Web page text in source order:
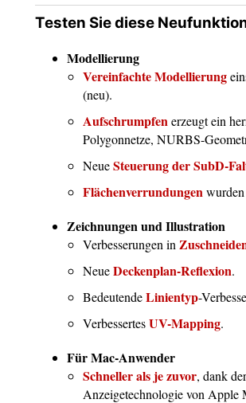
Testen Sie diese
Modellierung
Vereinfachte Modellierung
(neu).
Aufschrumpfenerzeugt ein
Polygonnetze, NURBS-
NeueSteuerung der SubD-
Flächenverrundungenwurden
Zeichnungen und Illustration
Verbesserungen in
NeueDeckenplan-Reflexion.
BedeutendeLinientyp-
VerbessertesUV-Mapping.
Für Mac-Anwender
Schneller als je zuvor, dank
Anzeigetechnologie von Apple